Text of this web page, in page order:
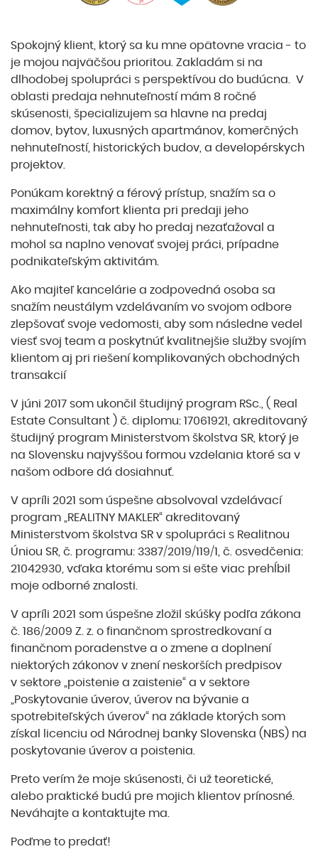
Spokojný klient, ktorý sa ku mne opätovne vracia - to
je mojou najväčšou prioritou. Zakladám si na
dlhodobej spolupráci s perspektívou do budúcna. V
oblasti predaja nehnuteľností mám 8 ročné
skúsenosti, špecializujem sa hlavne na predaj
domov, bytov, luxusných apartmánov, komerčných
nehnuteľností, historických budov, a developérskych
projektov.
Ponúkam korektný a férový prístup, snažím sa o
maximálny komfort klienta pri predaji jeho
nehnuteľnosti, tak aby ho predaj nezaťažoval a
mohol sa naplno venovať svojej práci, prípadne
podnikateľským aktivitám.
Ako majiteľ kancelárie a zodpovedná osoba sa
snažím neustálym vzdelávaním vo svojom odbore
zlepšovať svoje vedomosti, aby som následne vedel
viesť svoj team a poskytnúť kvalitnejšie služby svojím
klientom aj pri riešení komplikovaných obchodných
transakcií
V júni 2017 som ukončil študijný program RSc., ( Real
Estate Consultant ) č. diplomu: 17061921, akreditovaný
študijný program Ministerstvom školstva SR, ktorý je
na Slovensku najvyššou formou vzdelania ktoré sa v
našom odbore dá dosiahnuť.
V apríli 2021 som úspešne absolvoval vzdelávací
program „REALITNY MAKLER“ akreditovaný
Ministerstvom školstva SR v spolupráci s Realitnou
Úniou SR, č. programu: 3387/2019/119/1, č. osvedčenia:
21042930, vďaka ktorému som si ešte viac prehĺbil
moje odborné znalosti.
V apríli 2021 som úspešne zložil skúšky podľa zákona
č. 186/2009 Z. z. o finančnom sprostredkovaní a
finančnom poradenstve a o zmene a doplnení
niektorých zákonov v znení neskorších predpisov
v sektore „poistenie a zaistenie“ a v sektore
„Poskytovanie úverov, úverov na bývanie a
spotrebiteľských úverov“ na základe ktorých som
získal licenciu od Národnej banky Slovenska (NBS) na
poskytovanie úverov a poistenia.
Preto verím že moje skúsenosti, či už teoretické,
alebo praktické budú pre mojich klientov prínosné.
Neváhajte a kontaktujte ma.
Poďme to predať!